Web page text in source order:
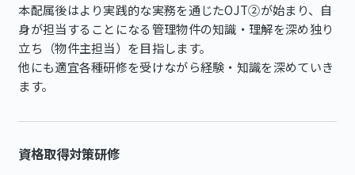
本配属後はより実践的な実務を通じたOJT②が始まり、自
身が担当することになる管理物件の知識・理解を深め独り
立ち（物件主担当）を目指します。
他にも適宜各種研修を受けながら経験・知識を深めていき
ます。
資格取得対策研修